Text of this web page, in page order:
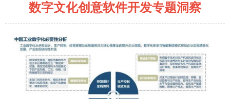
数字文化创意软件开发专题洞察